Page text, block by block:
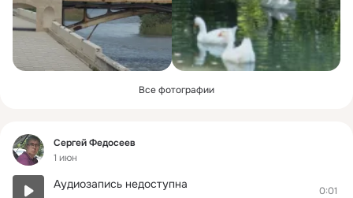
Все фотографии
Фид
Сергей Федосеев
1 июн
Аудиозапись недоступна 0:01